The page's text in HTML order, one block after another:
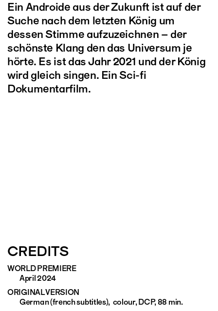
Ein Androide aus der Zukunft ist auf der
Suche nach dem letzten König um
dessen Stimme aufzuzeichnen – der
schönste Klang den das Universum je
hörte. Es ist das Jahr 2021 und der König
wird gleich singen. Ein Sci-fi
Dokumentarfilm.
CREDITS
WORLD PREMIERE
April 2024
ORIGINAL VERSION
German (french subtitles), colour, DCP, 88 min.